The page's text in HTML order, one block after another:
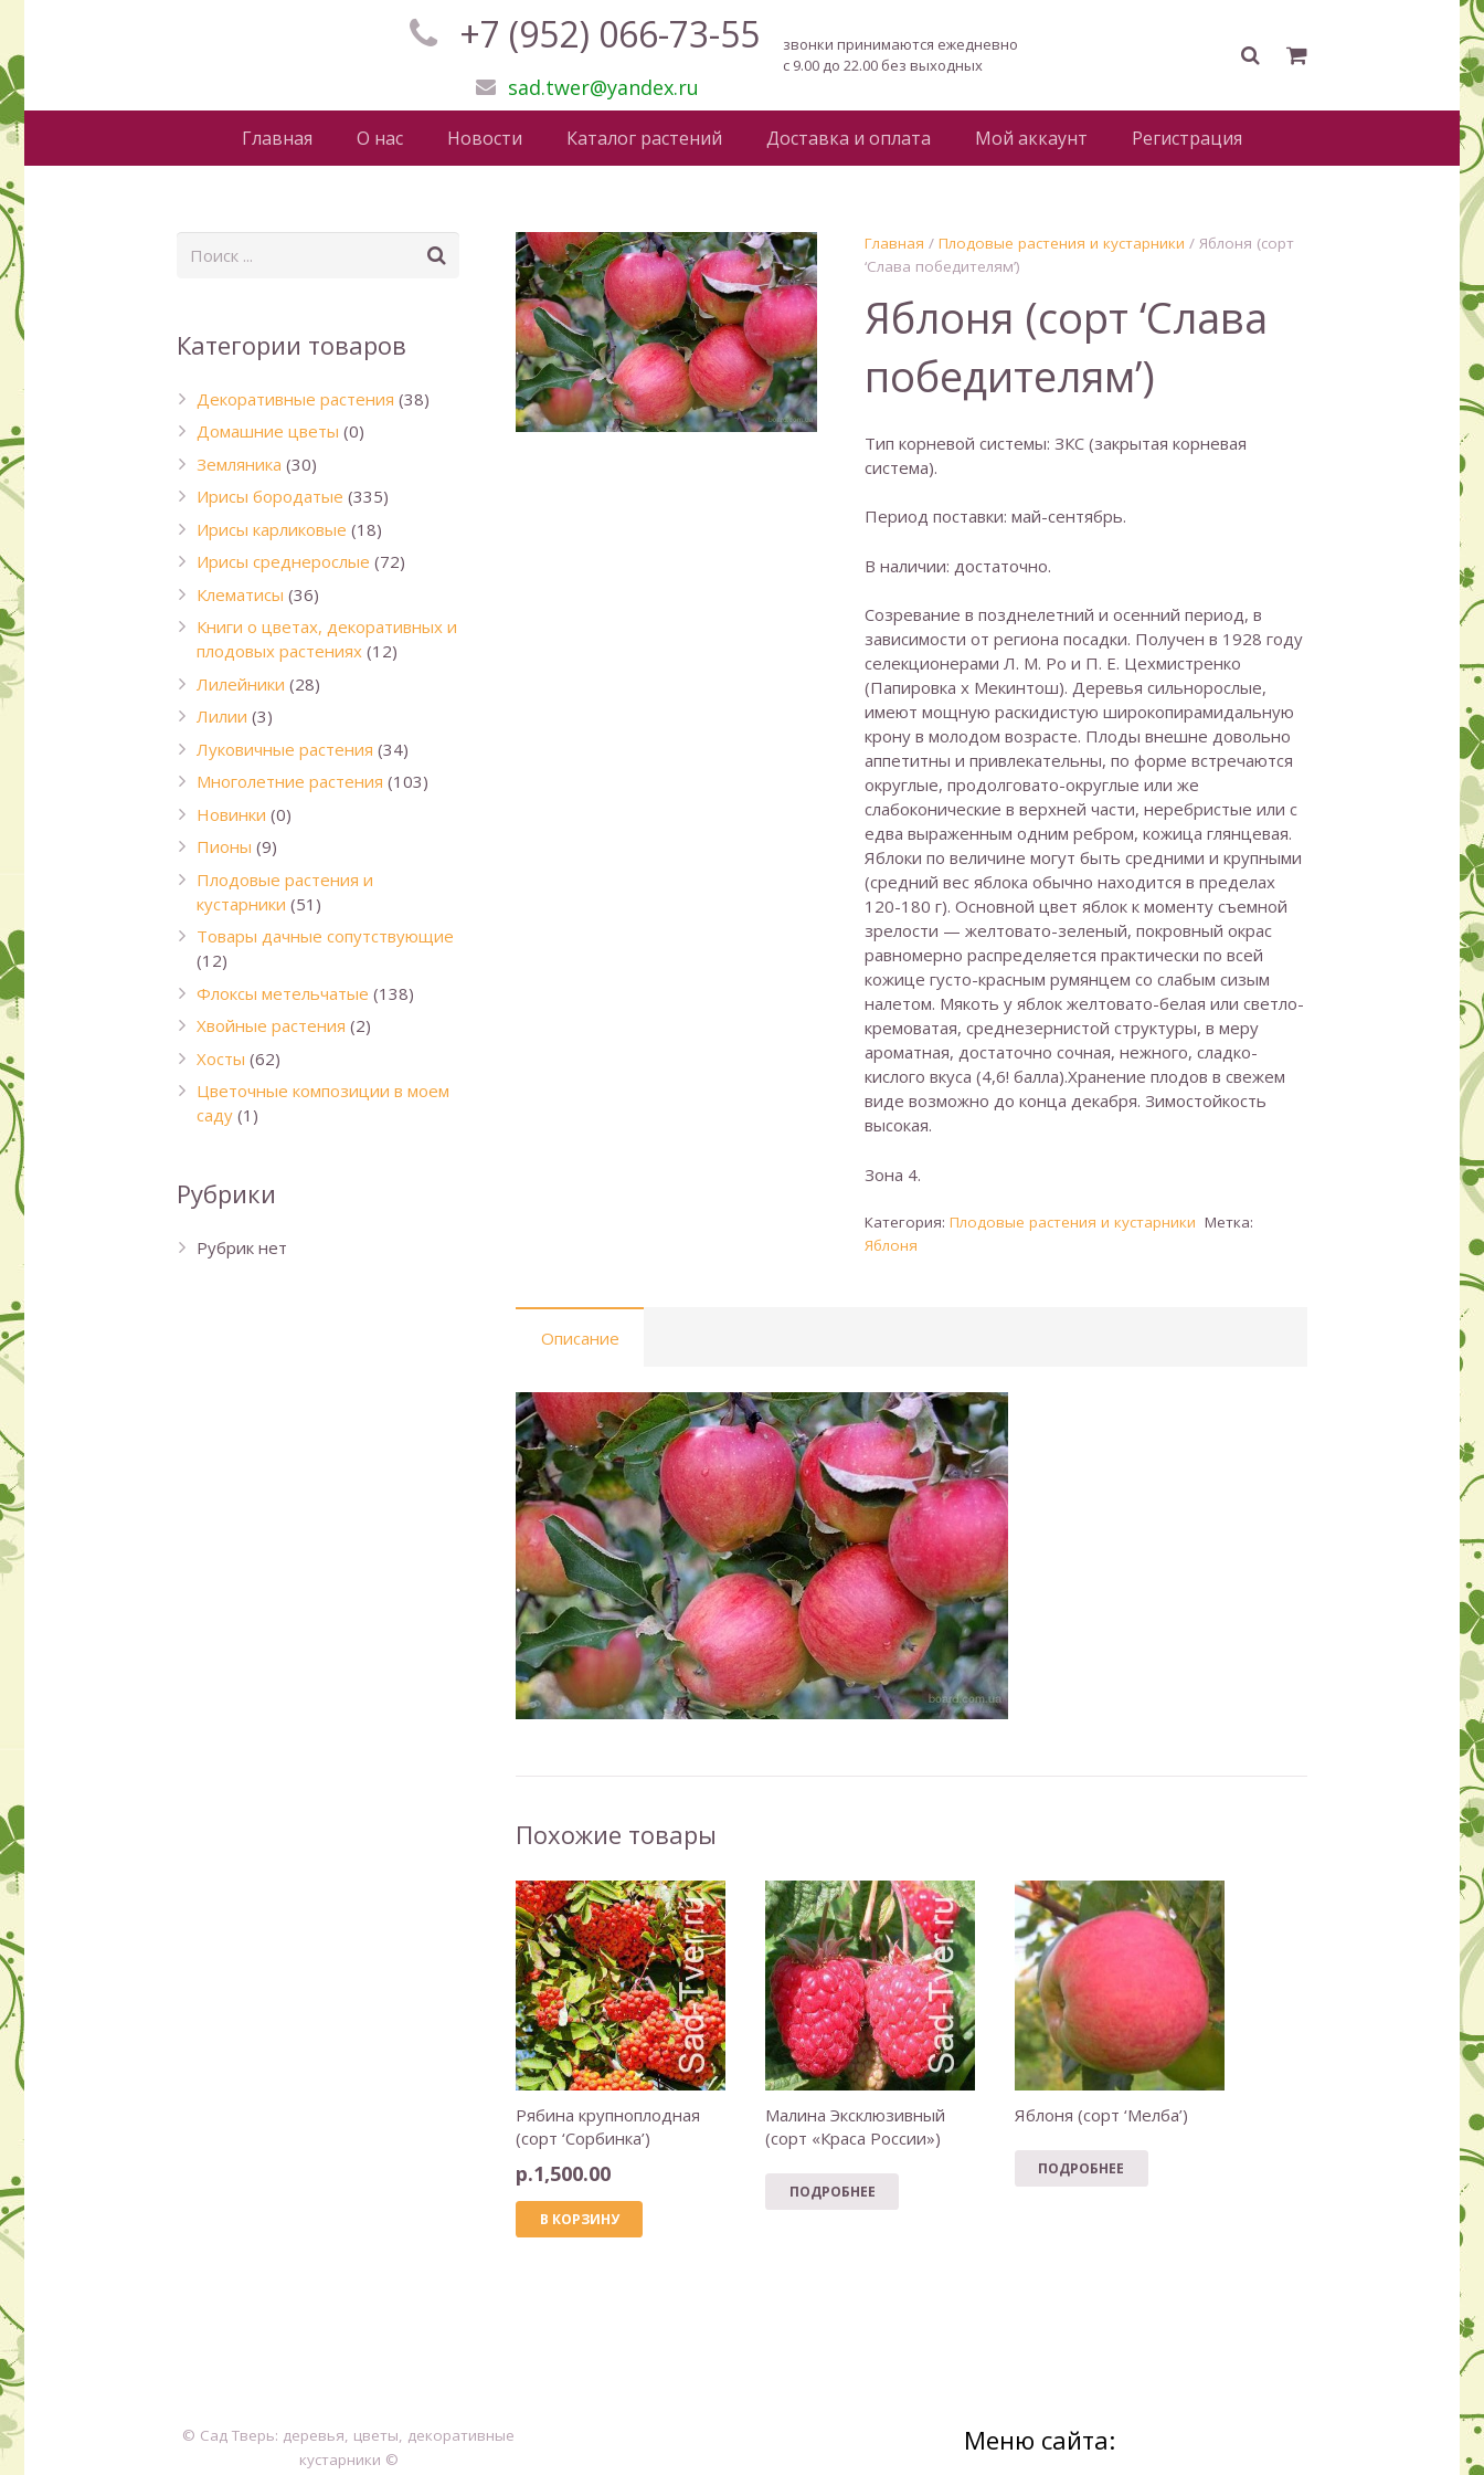
+7 (952) 066-73-55
sad.twer@yandex.ru
звонки принимаются ежедневно
с 9.00 до 22.00 без выходных
Главная О нас Новости Каталог растений Доставка и оплата Мой аккаунт Регистрация
Главная / Плодовые растения и кустарники / Яблоня (сорт
‘Слава победителям’)
Яблоня (сорт ‘Слава
победителям’)
Тип корневой системы: ЗКС (закрытая корневая
система).
Период поставки: май-сентябрь.
В наличии: достаточно.
Созревание в позднелетний и осенний период, в
зависимости от региона посадки. Получен в 1928 году
селекционерами Л. М. Ро и П. Е. Цехмистренко
(Папировка x Мекинтош). Деревья сильнорослые,
имеют мощную раскидистую широкопирамидальную
крону в молодом возрасте. Плоды внешне довольно
аппетитны и привлекательны, по форме встречаются
округлые, продолговато-округлые или же
слабоконические в верхней части, неребристые или с
едва выраженным одним ребром, кожица глянцевая.
Яблоки по величине могут быть средними и крупными
(средний вес яблока обычно находится в пределах
120-180 г). Основной цвет яблок к моменту съемной
зрелости — желтовато-зеленый, покровный окрас
равномерно распределяется практически по всей
кожице густо-красным румянцем со слабым сизым
налетом. Мякоть у яблок желтовато-белая или светло-
кремоватая, среднезернистой структуры, в меру
ароматная, достаточно сочная, нежного, сладко-
кислого вкуса (4,6! балла).Хранение плодов в свежем
виде возможно до конца декабря. Зимостойкость
высокая.
Зона 4.
Категория: Плодовые растения и кустарники Метка:
Яблоня
Описание
Похожие товары
Рябина крупноплодная
(сорт ‘Сорбинка’)
р.1,500.00
В КОРЗИНУ
Малина Эксклюзивный
(сорт «Краса России»)
ПОДРОБНЕЕ
Яблоня (сорт ‘Мелба’)
ПОДРОБНЕЕ
Категории товаров
Декоративные растения (38)
Домашние цветы (0)
Земляника (30)
Ирисы бородатые (335)
Ирисы карликовые (18)
Ирисы среднерослые (72)
Клематисы (36)
Книги о цветах, декоративных и
плодовых растениях (12)
Лилейники (28)
Лилии (3)
Луковичные растения (34)
Многолетние растения (103)
Новинки (0)
Пионы (9)
Плодовые растения и
кустарники (51)
Товары дачные сопутствующие
(12)
Флоксы метельчатые (138)
Хвойные растения (2)
Хосты (62)
Цветочные композиции в моем
саду (1)
Рубрики
Рубрик нет
© Сад Тверь: деревья, цветы, декоративные
кустарники ©
Меню сайта: